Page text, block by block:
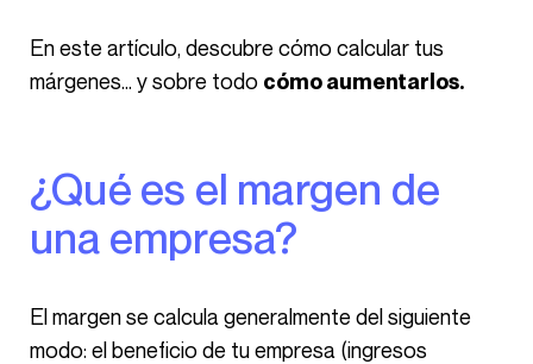
En este artículo, descubre cómo calcular tus
márgenes… y sobre todo cómo aumentarlos.
¿Qué es el margen de
una empresa?
El margen se calcula generalmente del siguiente
modo: el beneficio de tu empresa (ingresos